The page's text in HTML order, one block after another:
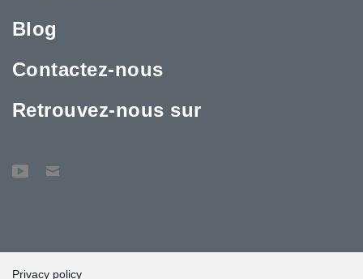
Blog
Contactez-nous
Retrouvez-nous sur
Privacy policy